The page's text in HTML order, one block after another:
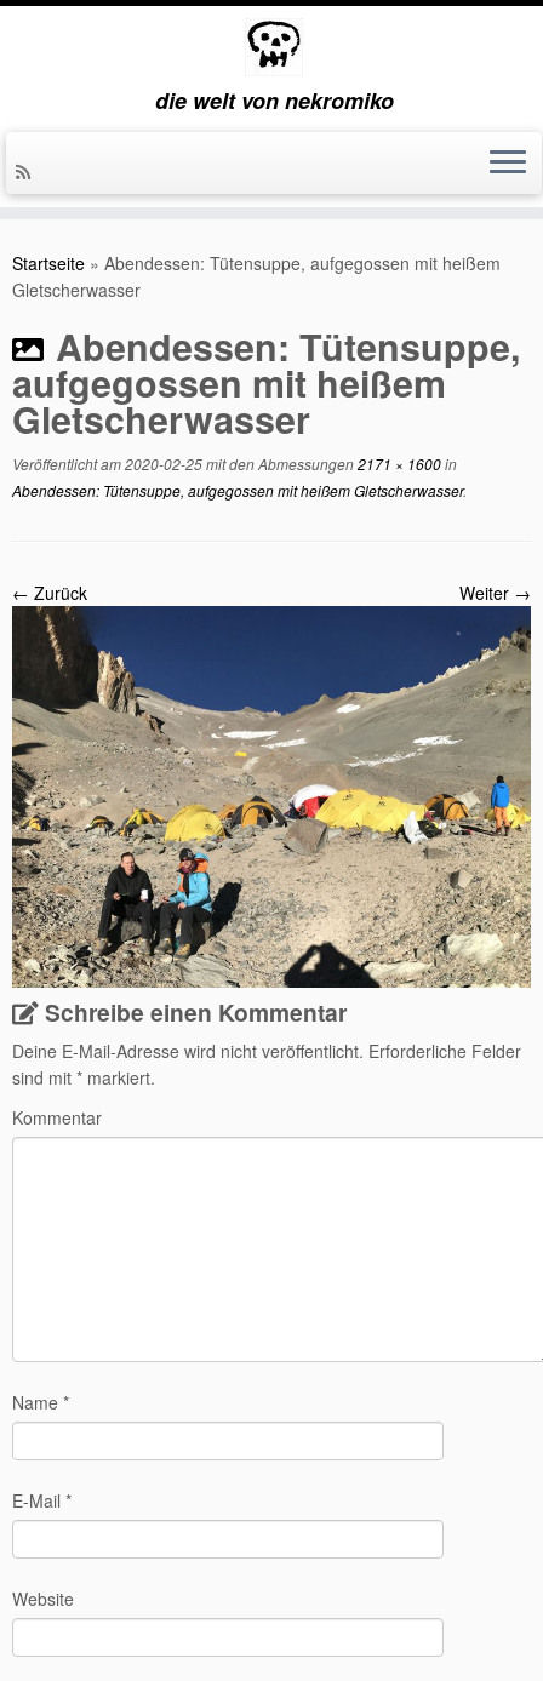
Inhalt
springen
die welt von nekromiko
Startseite » Abendessen: Tütensuppe, aufgegossen mit heißem
Gletscherwasser
Abendessen: Tütensuppe,
aufgegossen mit heißem
Gletscherwasser
Veröffentlicht am2020-02-25mit den Abmessungen2171 × 1600in
Abendessen: Tütensuppe, aufgegossen mit heißem Gletscherwasser.
← Zurück Weiter →
Schreibe einen Kommentar
Deine E-Mail-Adresse wird nicht veröffentlicht. Erforderliche Felder
sind mit * markiert.
Kommentar
Name *
E-Mail *
Website